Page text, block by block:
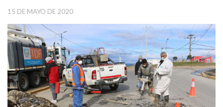
15 DE MAYO DE 2020